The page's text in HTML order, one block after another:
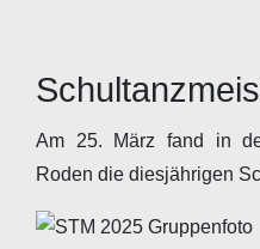
Am 25. März fand in
Roden die diesjährigen